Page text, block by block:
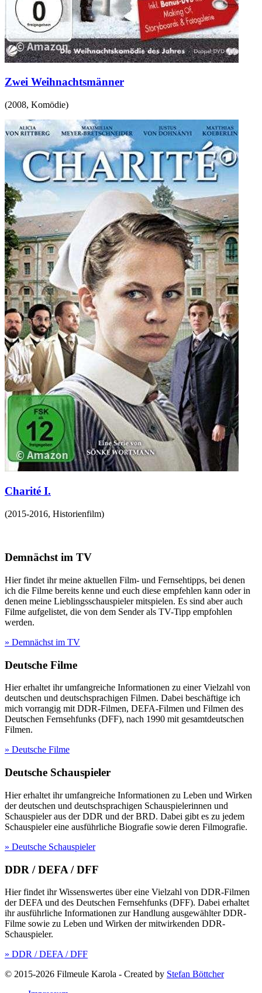
Zwei Weihnachtsmänner
(2008, Komödie)
Charité I.
(2015-2016, Historienfilm)
Demnächst im TV
Hier findet ihr meine aktuellen Film- und Fernsehtipps, bei denen
ich die Filme bereits kenne und euch diese empfehlen kann oder in
denen meine Lieblingsschauspieler mitspielen. Es sind aber auch
Filme aufgelistet, die von dem Sender als TV-Tipp empfohlen
werden.
» Demnächst im TV
Deutsche Filme
Hier erhaltet ihr umfangreiche Informationen zu einer Vielzahl von
deutschen und deutschsprachigen Filmen. Dabei beschäftige ich
mich vorrangig mit DDR-Filmen, DEFA-Filmen und Filmen des
Deutschen Fernsehfunks (DFF), nach 1990 mit gesamtdeutschen
Filmen.
» Deutsche Filme
Deutsche Schauspieler
Hier erhaltet ihr umfangreiche Informationen zu Leben und Wirken
der deutschen und deutschsprachigen Schauspielerinnen und
Schauspieler aus der DDR und der BRD. Dabei gibt es zu jedem
Schauspieler eine ausführliche Biografie sowie deren Filmografie.
» Deutsche Schauspieler
DDR / DEFA / DFF
Hier findet ihr Wissenswertes über eine Vielzahl von DDR-Filmen
der DEFA und des Deutschen Fernsehfunks (DFF). Dabei erhaltet
ihr ausführliche Informationen zur Handlung ausgewählter DDR-
Filme sowie zu Leben und Wirken der mitwirkenden DDR-
Schauspieler.
» DDR / DEFA / DFF
© 2015-2026 Filmeule Karola - Created by Stefan Böttcher